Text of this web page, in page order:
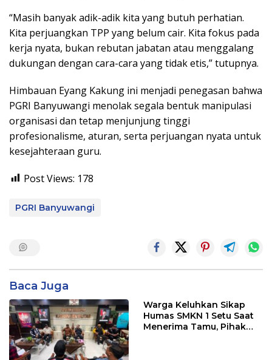
“Masih banyak adik-adik kita yang butuh perhatian.
Kita perjuangkan TPP yang belum cair. Kita fokus pada
kerja nyata, bukan rebutan jabatan atau menggalang
dukungan dengan cara-cara yang tidak etis,” tutupnya.
Himbauan Eyang Kakung ini menjadi penegasan bahwa
PGRI Banyuwangi menolak segala bentuk manipulasi
organisasi dan tetap menjunjung tinggi
profesionalisme, aturan, serta perjuangan nyata untuk
kesejahteraan guru.
Post Views: 178
PGRI Banyuwangi
Baca Juga
Warga Keluhkan Sikap
Humas SMKN 1 Setu Saat
Menerima Tamu, Pihak